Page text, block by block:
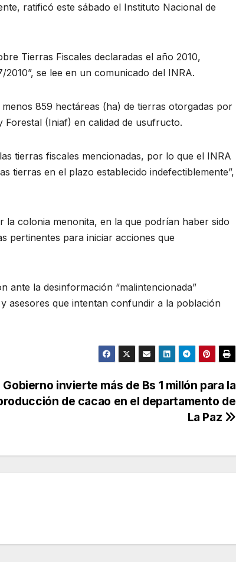
ratificó este sábado el Instituto Nacional de
Tierras Fiscales declaradas el año 2010,
se lee en un comunicado del INRA.
859 hectáreas (ha) de tierras otorgadas por
(Iniaf) en calidad de usufructo.
tierras fiscales mencionadas, por lo que el INRA
tierras en el plazo establecido indefectiblemente”,
la colonia menonita, en la que podrían haber sido
pertinentes para iniciar acciones que
ante la desinformación “malintencionada”
asesores que intentan confundir a la población
Gobierno invierte más de Bs 1 millón para la
de cacao en el departamento de
La Paz